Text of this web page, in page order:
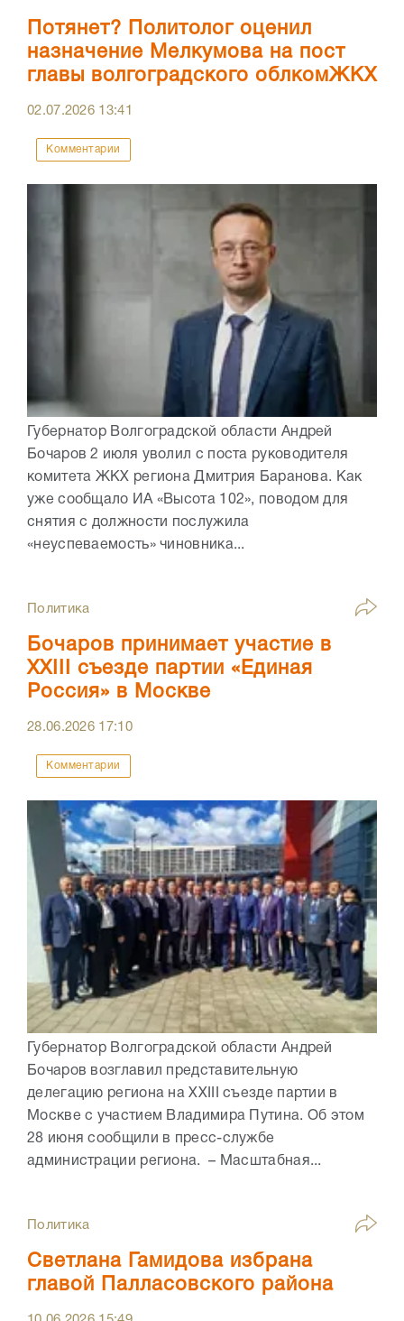
Потянет? Политолог оценил
назначение Мелкумова на пост
главы волгоградского облкомЖКХ
02.07.2026 13:41
Комментарии
Губернатор Волгоградской области Андрей
Бочаров 2 июля уволил с поста руководителя
комитета ЖКХ региона Дмитрия Баранова. Как
уже сообщало ИА «Высота 102», поводом для
снятия с должности послужила
«неуспеваемость» чиновника...
Политика
Бочаров принимает участие в
XXIII съезде партии «Единая
Россия» в Москве
28.06.2026 17:10
Комментарии
Губернатор Волгоградской области Андрей
Бочаров возглавил представительную
делегацию региона на XXIII съезде партии в
Москве с участием Владимира Путина. Об этом
28 июня сообщили в пресс-службе
администрации региона. – Масштабная...
Политика
Светлана Гамидова избрана
главой Палласовского района